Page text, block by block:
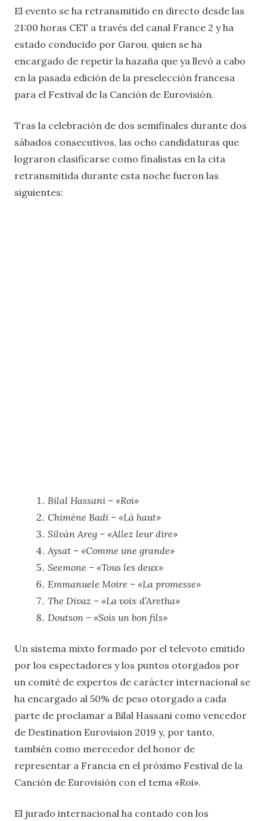
El evento se ha retransmitido en directo desde las
21:00 horas CET a través del canal France 2 y ha
estado conducido por Garou, quien se ha
encargado de repetir la hazaña que ya llevó a cabo
en la pasada edición de la preselección francesa
para el Festival de la Canción de Eurovisión.
Tras la celebración de dos semifinales durante dos
sábados consecutivos, las ocho candidaturas que
lograron clasificarse como finalistas en la cita
retransmitida durante esta noche fueron las
siguientes:
Bilal Hassani – «Roi»
Chimène Badi – «Là haut»
Silvàn Areg – «Allez leur dire»
Aysat – «Comme une grande»
Seemone – «Tous les deux»
Emmanuele Moire – «La promesse»
The Divaz – «La voix d’Aretha»
Doutson – «Sois un bon fils»
Un sistema mixto formado por el televoto emitido
por los espectadores y los puntos otorgados por
un comité de expertos de carácter internacional se
ha encargado al 50% de peso otorgado a cada
parte de proclamar a Bilal Hassani como vencedor
de Destination Eurovision 2019 y, por tanto,
también como merecedor del honor de
representar a Francia en el próximo Festival de la
Canción de Eurovisión con el tema «Roi».
El jurado internacional ha contado con los